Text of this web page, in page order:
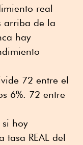
real
arriba de la
hay
72 entre el
6%. 72 entre
hoy
tasa REAL del